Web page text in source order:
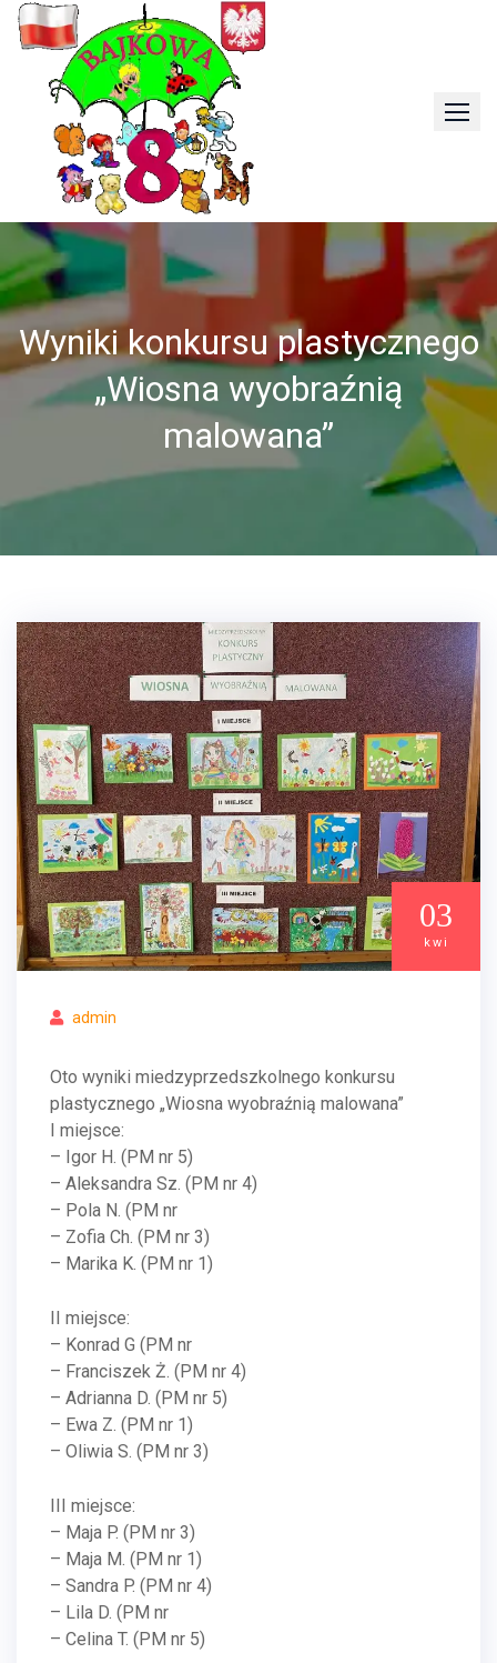
Skip
Wyniki konkursu plastycznego
„Wiosna wyobraźnią
malowana”
admin
03
kwi
Oto wyniki miedzyprzedszkolnego konkursu
plastycznego „Wiosna wyobraźnią malowana”
I miejsce:
– Igor H. (PM nr 5)
– Aleksandra Sz. (PM nr 4)
– Pola N. (PM nr
– Zofia Ch. (PM nr 3)
– Marika K. (PM nr 1)
II miejsce:
– Konrad G (PM nr
– Franciszek Ż. (PM nr 4)
– Adrianna D. (PM nr 5)
– Ewa Z. (PM nr 1)
– Oliwia S. (PM nr 3)
III miejsce:
– Maja P. (PM nr 3)
– Maja M. (PM nr 1)
– Sandra P. (PM nr 4)
– Lila D. (PM nr
– Celina T. (PM nr 5)